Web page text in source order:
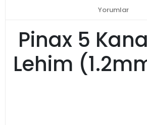
Yorumlar
Pinax 5
Lehim